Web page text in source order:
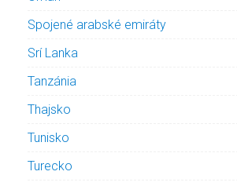
Spojené arabské emiráty
Srí Lanka
Tanzánia
Thajsko
Tunisko
Turecko